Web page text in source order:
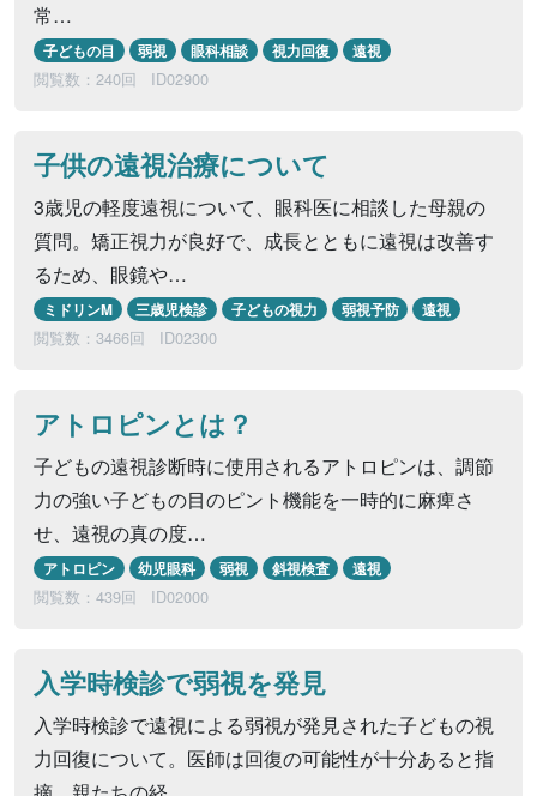
常…
子どもの目 弱視 眼科相談 視力回復 遠視
閲覧数：240回 ID02900
子供の遠視治療について
3歳児の軽度遠視について、眼科医に相談した母親の
質問。矯正視力が良好で、成長とともに遠視は改善す
るため、眼鏡や…
ミドリンM 三歳児検診 子どもの視力 弱視予防 遠視
閲覧数：3466回 ID02300
アトロピンとは？
子どもの遠視診断時に使用されるアトロピンは、調節
力の強い子どもの目のピント機能を一時的に麻痺さ
せ、遠視の真の度…
アトロピン 幼児眼科 弱視 斜視検査 遠視
閲覧数：439回 ID02000
入学時検診で弱視を発見
入学時検診で遠視による弱視が発見された子どもの視
力回復について。医師は回復の可能性が十分あると指